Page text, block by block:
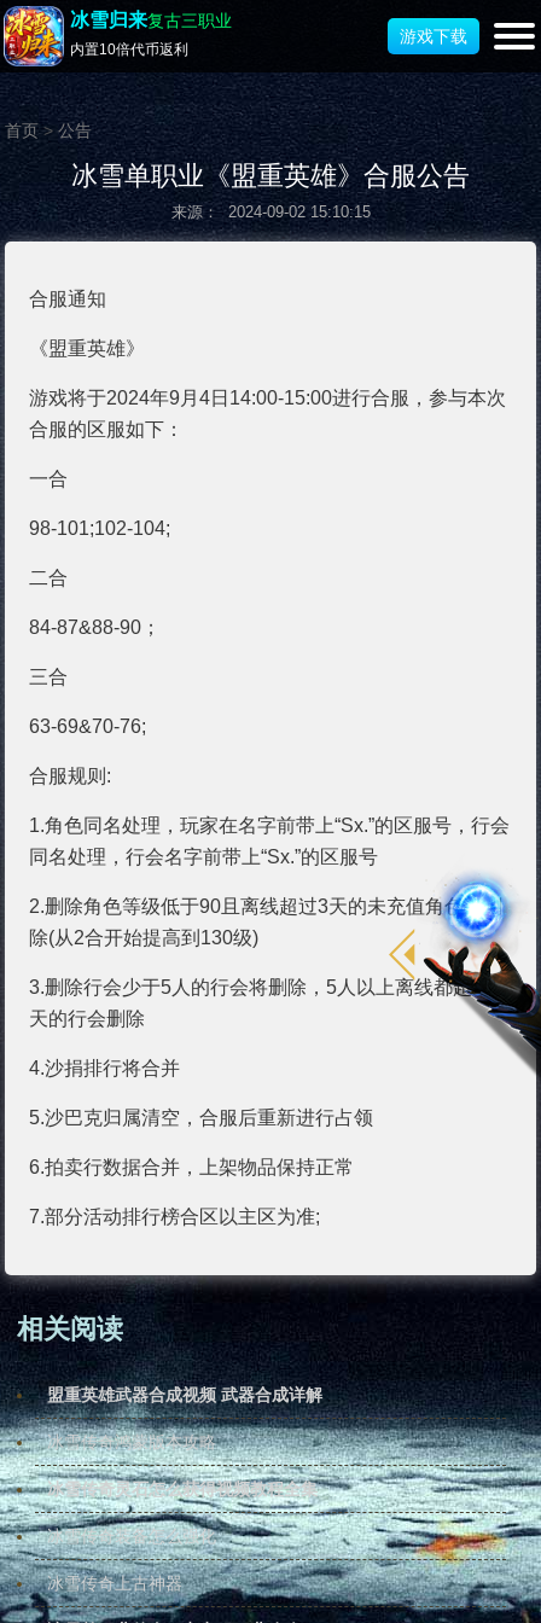
冰雪归来复古三职业
内置10倍代币返利
游戏下载
首页>公告
冰雪单职业《盟重英雄》合服公告
来源： 2024-09-02 15:10:15
合服通知
《盟重英雄》
游戏将于2024年9月4日14:00-15:00进行合服，参与本次
合服的区服如下：
一合
98-101;102-104;
二合
84-87&88-90；
三合
63-69&70-76;
合服规则:
1.角色同名处理，玩家在名字前带上“Sx.”的区服号，行会
同名处理，行会名字前带上“Sx.”的区服号
2.删除角色等级低于90且离线超过3天的未充值角色会删
除(从2合开始提高到130级)
3.删除行会少于5人的行会将删除，5人以上离线都超过7
天的行会删除
4.沙捐排行将合并
5.沙巴克归属清空，合服后重新进行占领
6.拍卖行数据合并，上架物品保持正常
7.部分活动排行榜合区以主区为准;
相关阅读
盟重英雄武器合成视频 武器合成详解
冰雪传奇鸿蒙版本攻略
冰雪传奇灵石怎么获得视频教程全集
冰雪传奇装备怎么强化
冰雪传奇上古神器